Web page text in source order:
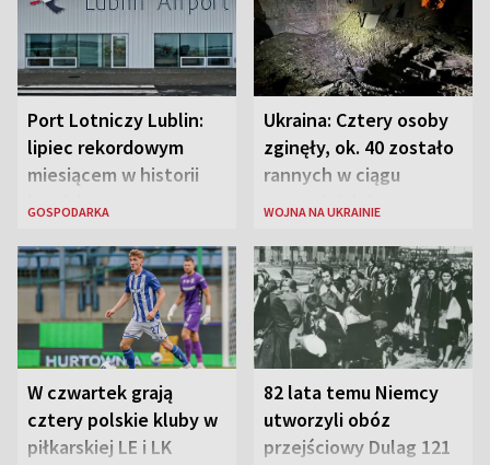
Port Lotniczy Lublin:
lipiec rekordowym
miesiącem w historii
lotniska
GOSPODARKA
Ukraina: Cztery osoby
zginęły, ok. 40 zostało
rannych w ciągu
ostatniej doby w
WOJNA NA UKRAINIE
W czwartek grają
cztery polskie kluby w
piłkarskiej LE i LK
82 lata temu Niemcy
utworzyli obóz
przejściowy Dulag 121